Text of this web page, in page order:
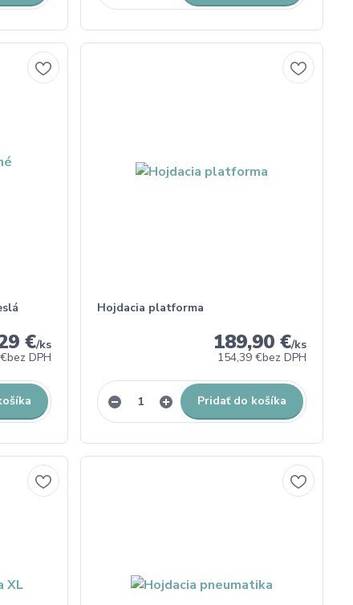
€/ks
bez DPH
Hojdacia platforma
189,90 €/ks
154,39 €bez DPH
Pridať do košíka